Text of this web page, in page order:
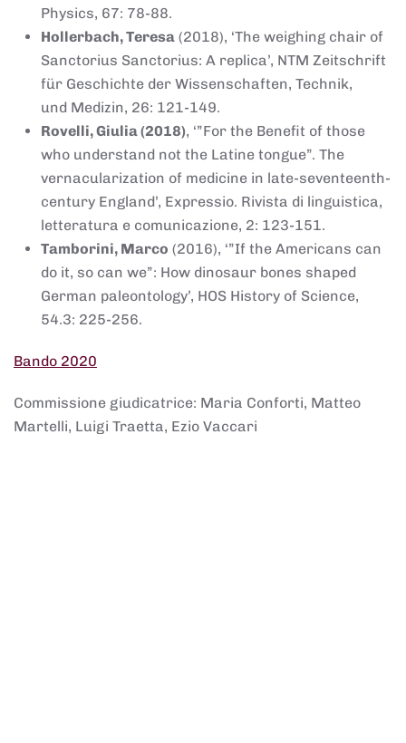
Physics, 67: 78-88.
Hollerbach, Teresa (2018), ‘The weighing chair of
Sanctorius Sanctorius: A replica’, NTM Zeitschrift
für Geschichte der Wissenschaften, Technik,
und Medizin, 26: 121-149.
Rovelli, Giulia (2018), ‘”For the Benefit of those
who understand not the Latine tongue”. The
vernacularization of medicine in late-seventeenth-
century England’, Expressio. Rivista di linguistica,
letteratura e comunicazione, 2: 123-151.
Tamborini, Marco (2016), ‘”If the Americans can
do it, so can we”: How dinosaur bones shaped
German paleontology’, HOS History of Science,
54.3: 225-256.
Bando 2020
Commissione giudicatrice: Maria Conforti, Matteo
Martelli, Luigi Traetta, Ezio Vaccari